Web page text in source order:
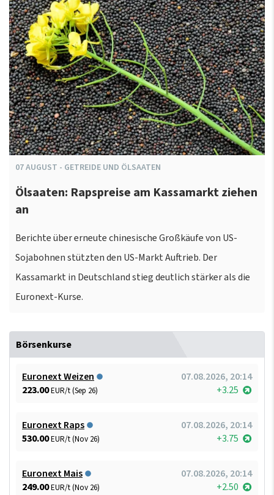
07AUGUST - GETREIDE UND ÖLSAATEN
Ölsaaten: Rapspreise am Kassamarkt ziehen
an
Berichte über erneute chinesische Großkäufe von US-
Sojabohnen stützten den US-Markt Auftrieb. Der
Kassamarkt in Deutschland stieg deutlich stärker als die
Euronext-Kurse.
Börsenkurse
Euronext Weizen
07.08.2026, 20:14
223.00EUR/t (Sep 26) +3.25
Euronext Raps
07.08.2026, 20:14
530.00EUR/t (Nov 26) +3.75
Euronext Mais
07.08.2026, 20:14
249.00EUR/t (Nov 26) +2.50